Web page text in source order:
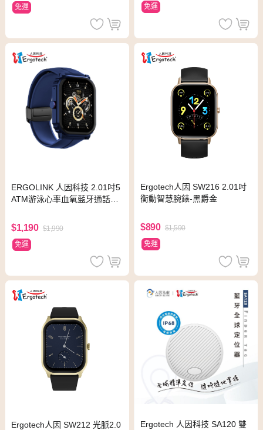
免運
免運
ERGOLINK 人因科技 2.01吋5
ATM游泳心率血氧藍牙通話腕
$1,190 $1,990
免運
Ergotech人因 SW216 2.01吋
衡動智慧腕錶-黑爵金
$890 $1,590
免運
Ergotech人因 SW212 光脈2.0
Ergotech 人因科技 SA120 雙